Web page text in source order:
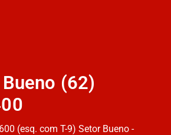
(62)
(esq. com T-9) Setor Bueno -